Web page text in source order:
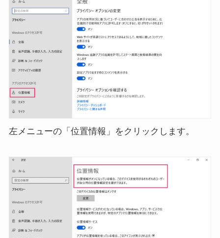
左メニューの「位置情報」をクリックします。